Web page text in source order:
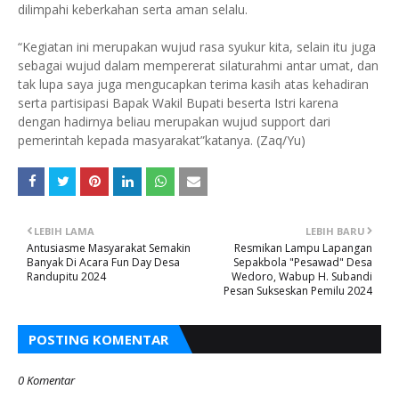
dilimpahi keberkahan serta aman selalu.
“Kegiatan ini merupakan wujud rasa syukur kita, selain itu juga
sebagai wujud dalam mempererat silaturahmi antar umat, dan
tak lupa saya juga mengucapkan terima kasih atas kehadiran
serta partisipasi Bapak Wakil Bupati beserta Istri karena
dengan hadirnya beliau merupakan wujud support dari
pemerintah kepada masyarakat”katanya. (Zaq/Yu)
LEBIH BARU
Resmikan Lampu Lapangan
Sepakbola "Pesawad" Desa
Wedoro, Wabup H. Subandi
Pesan Sukseskan Pemilu 2024
LEBIH LAMA
Antusiasme Masyarakat Semakin
Banyak Di Acara Fun Day Desa
Randupitu 2024
POSTING KOMENTAR
0 Komentar